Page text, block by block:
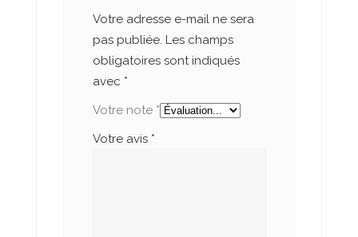
Votre adresse e-mail ne sera
pas publiée. Les champs
obligatoires sont indiqués
avec *
Votre note *
Votre avis *